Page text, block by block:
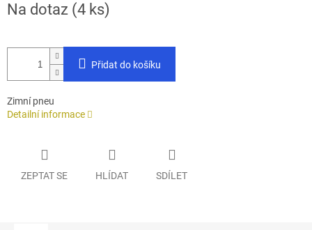
cena:
Na dotaz (4 ks)
Přidat do košíku
Zimní pneu
Detailní informace
ZEPTAT SE HLÍDAT SDÍLET